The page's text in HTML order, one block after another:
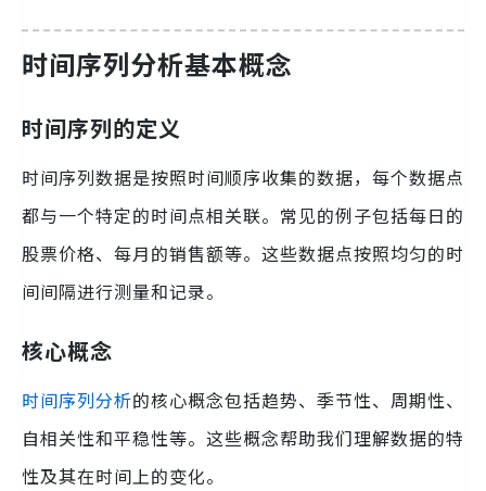
时间序列分析基本概念
时间序列的定义
时间序列数据是按照时间顺序收集的数据，每个数据点
都与一个特定的时间点相关联。常见的例子包括每日的
股票价格、每月的销售额等。这些数据点按照均匀的时
间间隔进行测量和记录。
核心概念
时间序列分析的核心概念包括趋势、季节性、周期性、
自相关性和平稳性等。这些概念帮助我们理解数据的特
性及其在时间上的变化。